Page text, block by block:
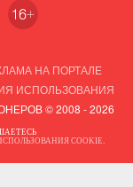
НА ПОРТАЛЕ
ИСПОЛЬЗОВАНИЯ
© 2008 - 2026
COOKIE